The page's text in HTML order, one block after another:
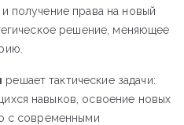
получение права на новый
решение, меняющее
решает тактические задачи:
навыков, освоение новых
с современными